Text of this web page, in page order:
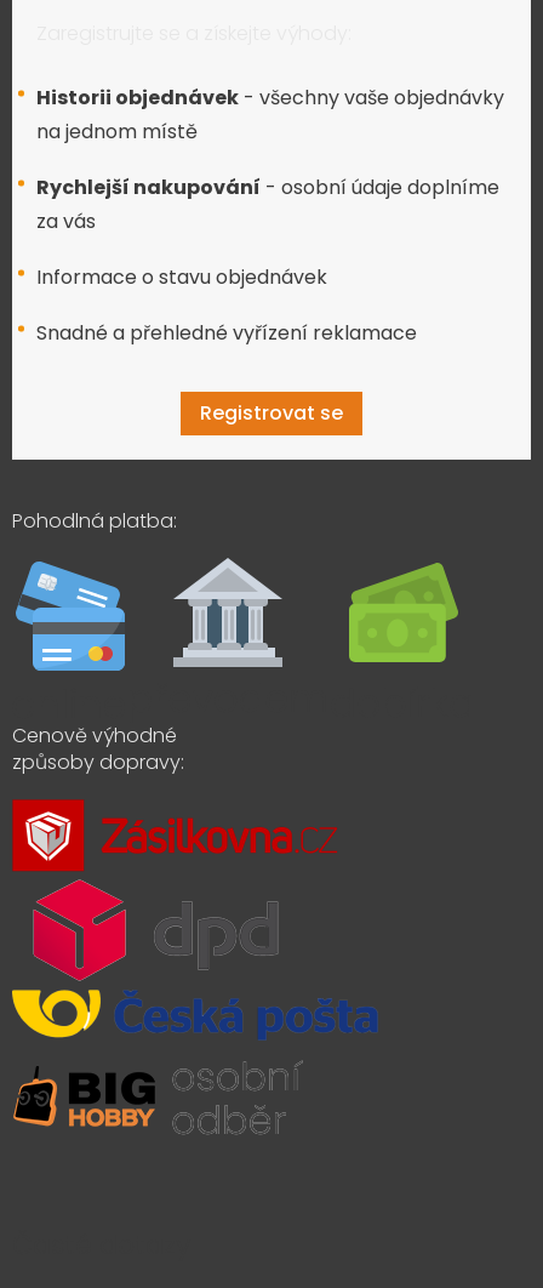
Historii objednávek - všechny vaše objednávky
na jednom místě
Rychlejší nakupování - osobní údaje doplníme
za vás
Informace o stavu objednávek
Snadné a přehledné vyřízení reklamace
Registrovat se
Pohodlná platba:
Cenově výhodné
způsoby dopravy: